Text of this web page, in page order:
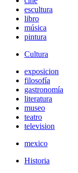
escultura
libro
música
pintura
Cultura
exposicion
filosofía
gastronomía
literatura
museo
teatro
television
mexico
Historia